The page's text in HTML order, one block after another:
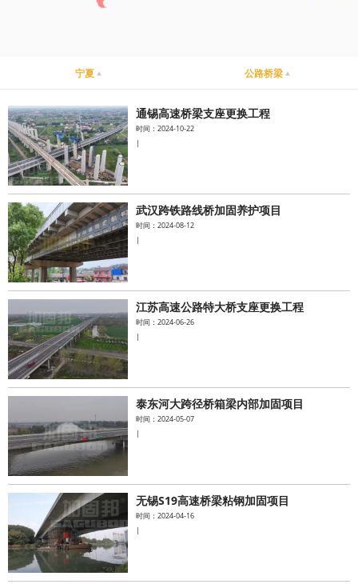
桥梁支座系统
水泥基系统
新能源系统
案例中心
宁夏 公路桥梁
通锡高速桥梁支座更换工程
时间：2024-10-22
|
武汉跨铁路线桥加固养护项目
时间：2024-08-12
|
江苏高速公路特大桥支座更换工程
时间：2024-06-26
|
泰东河大跨径桥箱梁内部加固项目
时间：2024-05-07
|
无锡S19高速桥梁粘钢加固项目
时间：2024-04-16
|